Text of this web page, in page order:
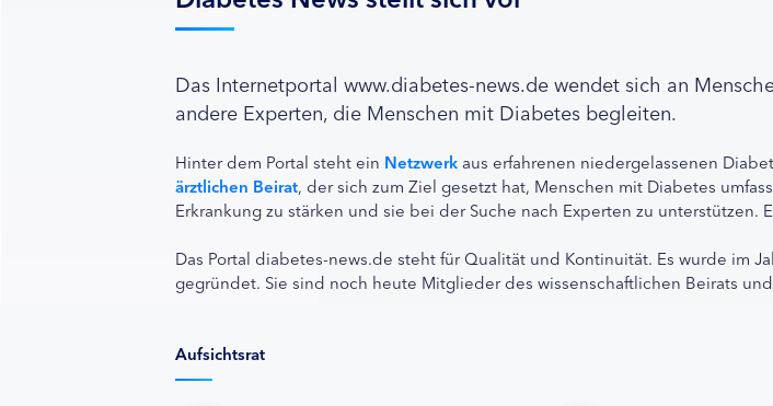
Das Internetportal www.diabetes-news.de wendet sich an
andere Experten, die Menschen mit Diabetes begleiten.
Hinter dem Portal steht ein Netzwerk aus erfahrenen niedergelassenen
ärztlichen Beirat, der sich zum Ziel gesetzt hat, Menschen mit Diabetes
Erkrankung zu stärken und sie bei der Suche nach Experten zu
Das Portal diabetes-news.de steht für Qualität und Kontinuität. Es wurde im
gegründet. Sie sind noch heute Mitglieder des wissenschaftlichen Beirats
Aufsichtsrat